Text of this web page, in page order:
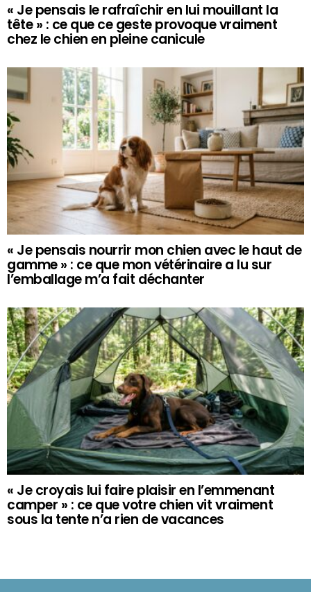
« Je pensais le rafraîchir en lui mouillant la
tête » : ce que ce geste provoque vraiment
chez le chien en pleine canicule
« Je pensais nourrir mon chien avec le haut de
gamme » : ce que mon vétérinaire a lu sur
l’emballage m’a fait déchanter
« Je croyais lui faire plaisir en l’emmenant
camper » : ce que votre chien vit vraiment
sous la tente n’a rien de vacances